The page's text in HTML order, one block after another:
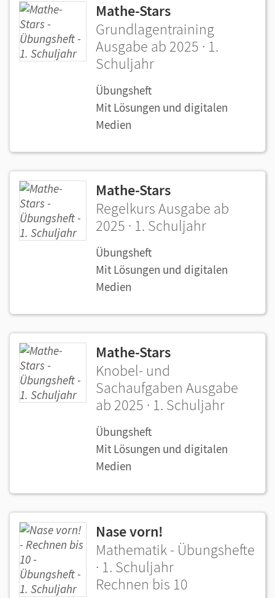
Mathe-Stars
Grundlagentraining
Ausgabe ab 2025 · 1.
Schuljahr
Übungsheft
Mit Lösungen und digitalen
Medien
Mathe-Stars
Regelkurs Ausgabe ab
2025 · 1. Schuljahr
Übungsheft
Mit Lösungen und digitalen
Medien
Mathe-Stars
Knobel- und
Sachaufgaben Ausgabe
ab 2025 · 1. Schuljahr
Übungsheft
Mit Lösungen und digitalen
Medien
Nase vorn!
Mathematik - Übungshefte
· 1. Schuljahr
Rechnen bis 10